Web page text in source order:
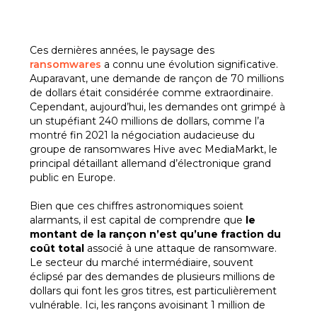
Ces dernières années, le paysage des
ransomwares a connu une évolution significative.
Auparavant, une demande de rançon de 70 millions
de dollars était considérée comme extraordinaire.
Cependant, aujourd’hui, les demandes ont grimpé à
un stupéfiant 240 millions de dollars, comme l’a
montré fin 2021 la négociation audacieuse du
groupe de ransomwares Hive avec MediaMarkt, le
principal détaillant allemand d’électronique grand
public en Europe.
Bien que ces chiffres astronomiques soient
alarmants, il est capital de comprendre que le
montant de la rançon n’est qu’une fraction du
coût total associé à une attaque de ransomware.
Le secteur du marché intermédiaire, souvent
éclipsé par des demandes de plusieurs millions de
dollars qui font les gros titres, est particulièrement
vulnérable. Ici, les rançons avoisinant 1 million de